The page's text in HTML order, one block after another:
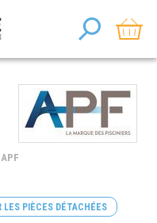
LES PIÈCES DÉTACHÉES